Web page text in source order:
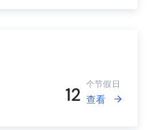
12 个节假日
查看